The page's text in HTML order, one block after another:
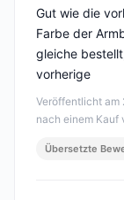
Veröffentlicht
nach einem
Gut wie die
Farbe der
gleiche
vorherige
Übersetzte